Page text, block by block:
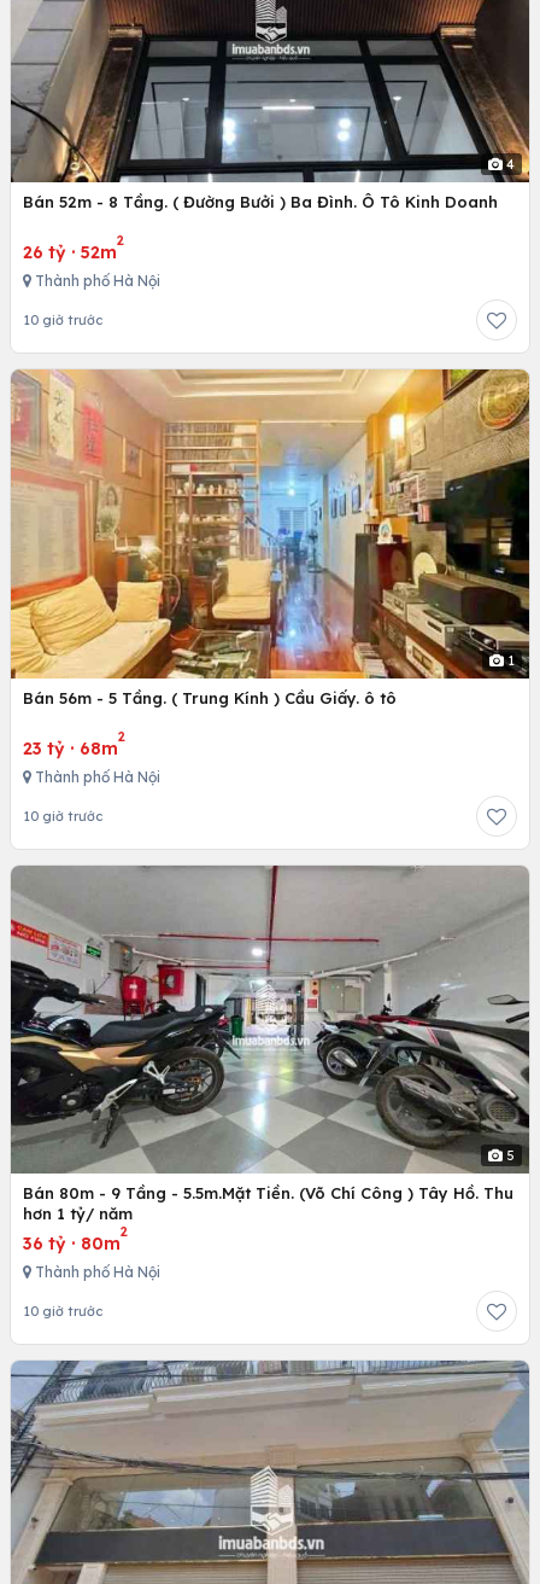
4
Bán 52m - 8 Tầng. ( Đường Bưởi ) Ba Đình. Ô Tô Kinh Doanh
26 tỷ · 52m
2
Thành phố Hà Nội
10 giờ trước
1
Bán 56m - 5 Tầng. ( Trung Kính ) Cầu Giấy. ô tô
23 tỷ · 68m
2
Thành phố Hà Nội
10 giờ trước
5
Bán 80m - 9 Tầng - 5.5m.Mặt Tiền. (Võ Chí Công ) Tây Hồ. Thu
hơn 1 tỷ/ năm
36 tỷ · 80m
2
Thành phố Hà Nội
10 giờ trước